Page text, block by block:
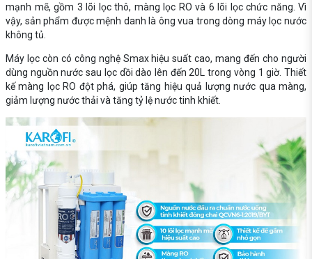
mạnh mẽ, gồm 3 lõi lọc thô, màng lọc RO và 6 lõi lọc chức năng. Vì
vậy, sản phẩm được mệnh danh là ông vua trong dòng máy lọc nước
không tủ.
Máy lọc còn có công nghệ Smax hiệu suất cao, mang đến cho người
dùng nguồn nước sau lọc dồi dào lên đến 20L trong vòng 1 giờ. Thiết
kế màng lọc RO đột phá, giúp tăng hiệu quả lượng nước qua màng,
giảm lượng nước thải và tăng tỷ lệ nước tinh khiết.